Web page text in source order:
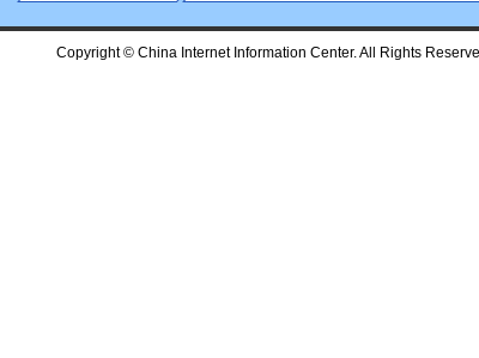
Copyright © China Internet Information Center. All Rights